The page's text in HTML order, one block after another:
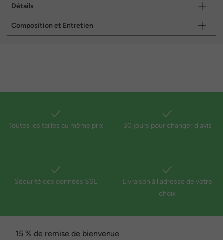
Détails
Composition et Entretien
Toutes les tailles au même prix 30 jours pour changer d'avis
Sécurité des données SSL
Livraison à l'adresse de votre
choix
15 % de remise de bienvenue